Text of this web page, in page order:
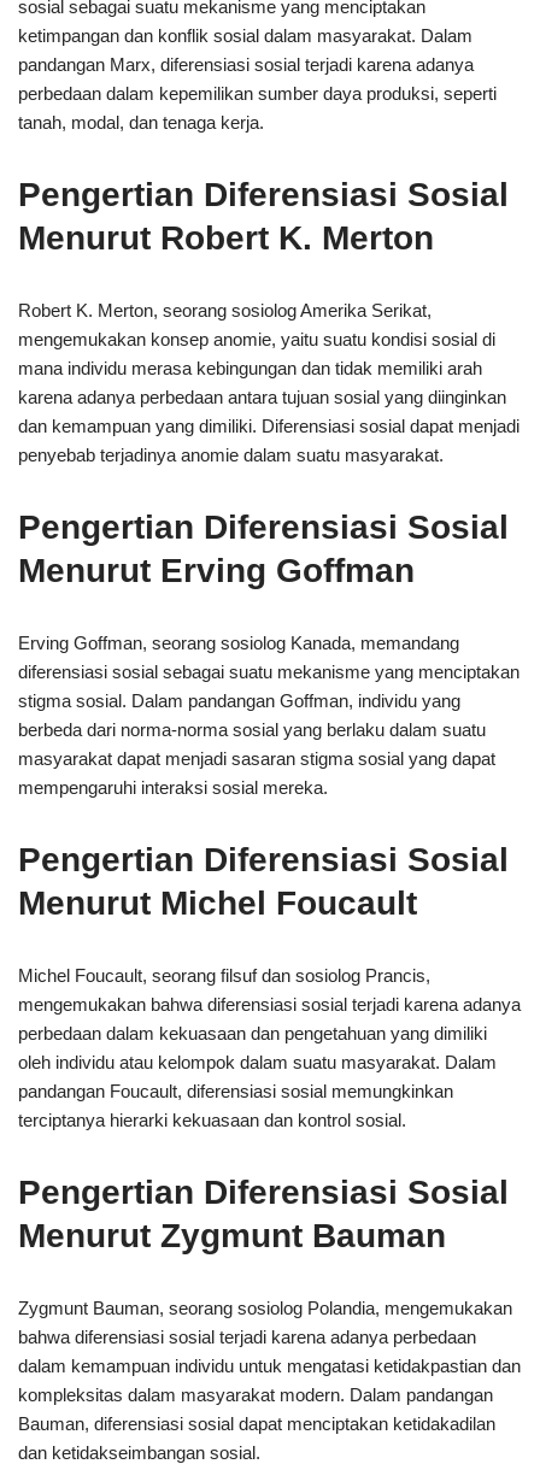
sosial sebagai suatu mekanisme yang menciptakan
ketimpangan dan konflik sosial dalam masyarakat. Dalam
pandangan Marx, diferensiasi sosial terjadi karena adanya
perbedaan dalam kepemilikan sumber daya produksi, seperti
tanah, modal, dan tenaga kerja.
Pengertian Diferensiasi Sosial
Menurut Robert K. Merton
Robert K. Merton, seorang sosiolog Amerika Serikat,
mengemukakan konsep anomie, yaitu suatu kondisi sosial di
mana individu merasa kebingungan dan tidak memiliki arah
karena adanya perbedaan antara tujuan sosial yang diinginkan
dan kemampuan yang dimiliki. Diferensiasi sosial dapat menjadi
penyebab terjadinya anomie dalam suatu masyarakat.
Pengertian Diferensiasi Sosial
Menurut Erving Goffman
Erving Goffman, seorang sosiolog Kanada, memandang
diferensiasi sosial sebagai suatu mekanisme yang menciptakan
stigma sosial. Dalam pandangan Goffman, individu yang
berbeda dari norma-norma sosial yang berlaku dalam suatu
masyarakat dapat menjadi sasaran stigma sosial yang dapat
mempengaruhi interaksi sosial mereka.
Pengertian Diferensiasi Sosial
Menurut Michel Foucault
Michel Foucault, seorang filsuf dan sosiolog Prancis,
mengemukakan bahwa diferensiasi sosial terjadi karena adanya
perbedaan dalam kekuasaan dan pengetahuan yang dimiliki
oleh individu atau kelompok dalam suatu masyarakat. Dalam
pandangan Foucault, diferensiasi sosial memungkinkan
terciptanya hierarki kekuasaan dan kontrol sosial.
Pengertian Diferensiasi Sosial
Menurut Zygmunt Bauman
Zygmunt Bauman, seorang sosiolog Polandia, mengemukakan
bahwa diferensiasi sosial terjadi karena adanya perbedaan
dalam kemampuan individu untuk mengatasi ketidakpastian dan
kompleksitas dalam masyarakat modern. Dalam pandangan
Bauman, diferensiasi sosial dapat menciptakan ketidakadilan
dan ketidakseimbangan sosial.